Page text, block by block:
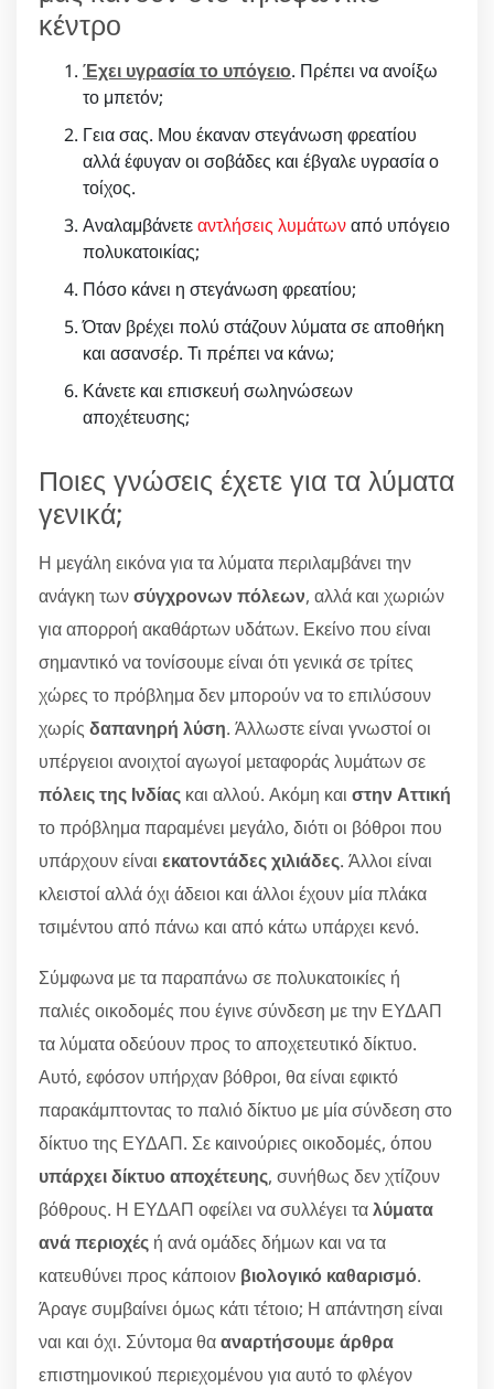
κέντρο
Έχει υγρασία το υπόγειο. Πρέπει να ανοίξω
το μπετόν;
Γεια σας. Μου έκαναν στεγάνωση φρεατίου
αλλά έφυγαν οι σοβάδες και έβγαλε υγρασία ο
τοίχος.
Αναλαμβάνετεαντλήσεις λυμάτωναπό υπόγειο
πολυκατοικίας;
Πόσο κάνει η στεγάνωση φρεατίου;
Όταν βρέχει πολύ στάζουν λύματα σε αποθήκη
και ασανσέρ. Τι πρέπει να κάνω;
Κάνετε και επισκευή σωληνώσεων
αποχέτευσης;
Ποιες γνώσεις έχετε για τα λύματα
γενικά;
Η μεγάλη εικόνα για τα λύματα περιλαμβάνει την
ανάγκη τωνσύγχρονων πόλεων, αλλά και χωριών
για απορροή ακαθάρτων υδάτων. Εκείνο που είναι
σημαντικό να τονίσουμε είναι ότι γενικά σε τρίτες
χώρες το πρόβλημα δεν μπορούν να το επιλύσουν
χωρίς δαπανηρή λύση. Άλλωστε είναι γνωστοί οι
υπέργειοι ανοιχτοί αγωγοί μεταφοράς λυμάτων σε
πόλεις της Ινδίας και αλλού. Ακόμη και στην Αττική
το πρόβλημα παραμένει μεγάλο, διότι οι βόθροι που
υπάρχουν είναι εκατοντάδες χιλιάδες. Άλλοι είναι
κλειστοί αλλά όχι άδειοι και άλλοι έχουν μία πλάκα
τσιμέντου από πάνω και από κάτω υπάρχει κενό.
Σύμφωνα με τα παραπάνω σε πολυκατοικίες ή
παλιές οικοδομές που έγινε σύνδεση με την ΕΥΔΑΠ
τα λύματα οδεύουν προς το αποχετευτικό δίκτυο.
Αυτό, εφόσον υπήρχαν βόθροι, θα είναι εφικτό
παρακάμπτοντας το παλιό δίκτυο με μία σύνδεση στο
δίκτυο της ΕΥΔΑΠ. Σε καινούριες οικοδομές, όπου
υπάρχει δίκτυο αποχέτευης, συνήθως δεν χτίζουν
βόθρους. Η ΕΥΔΑΠ οφείλει να συλλέγει ταλύματα
ανά περιοχές ή ανά ομάδες δήμων και να τα
κατευθύνει προς κάποιον βιολογικό καθαρισμό.
Άραγε συμβαίνει όμως κάτι τέτοιο; Η απάντηση είναι
ναι και όχι. Σύντομα θααναρτήσουμε άρθρα
επιστημονικού περιεχομένου για αυτό το φλέγον